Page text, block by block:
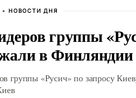
НОВОСТИ ДНЯ
группы
в Финляндии
группы «Русич» по запросу